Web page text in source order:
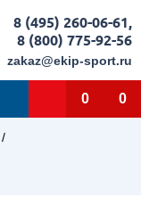
8 (495) 260-06-61,
8 (800) 775-92-56
zakaz@ekip-sport.ru
0 0
/